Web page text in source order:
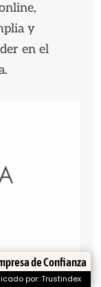
y
en el
de Confianza
por: Trustindex